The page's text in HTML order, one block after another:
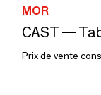
MOR
Prix de vente